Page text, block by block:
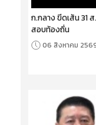
ก.กลาง ขีดเส้น 31
สอบท้องถิ่น
06 สิงหาคม